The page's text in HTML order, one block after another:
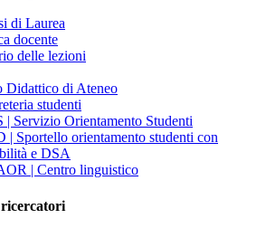
di Laurea
docente
delle lezioni
Didattico di Ateneo
studenti
| Servizio Orientamento Studenti
| Sportello orientamento studenti con
e DSA
| Centro linguistico